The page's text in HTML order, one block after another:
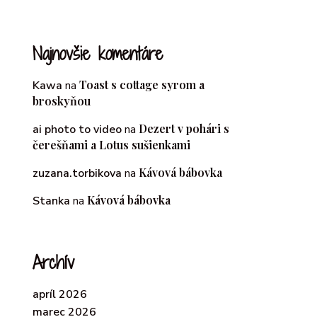
Najnovšie komentáre
Kawa na Toast s cottage syrom a
broskyňou
ai photo to videona Dezert v pohári s
čerešňami a Lotus sušienkami
zuzana.torbikova na Kávová bábovka
Stanka na Kávová bábovka
Archív
apríl 2026
marec 2026